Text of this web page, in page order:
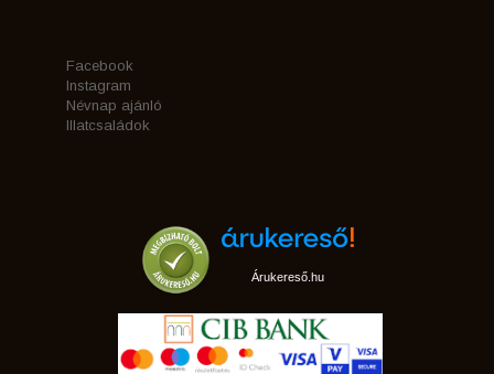
Facebook
Instagram
Névnap ajánló
Illatcsaládok
Árukereső.hu